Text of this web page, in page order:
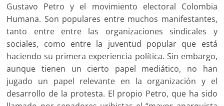
Gustavo Petro y el movimiento electoral Colombia
Humana. Son populares entre muchos manifestantes,
tanto entre entre las organizaciones sindicales y
sociales, como entre la juventud popular que está
haciendo su primera experiencia política. Sin embargo,
aunque tienen un cierto papel mediático, no han
jugado un papel relevante en la organización y el
desarrollo de la protesta. El propio Petro, que ha sido